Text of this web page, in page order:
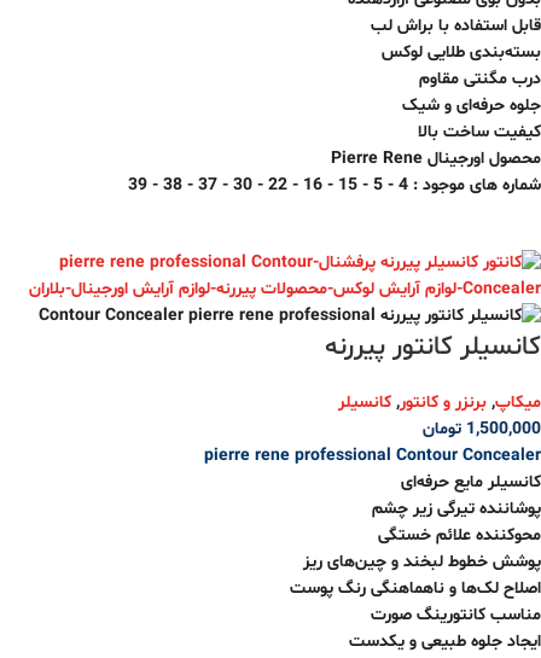
قابل استفاده با براش لب
بسته‌بندی طلایی لوکس
درب مگنتی مقاوم
جلوه حرفه‌ای و شیک
کیفیت ساخت بالا
محصول اورجینال Pierre Rene
شماره های موجود : 4 - 5 - 15 - 16 - 22 - 30 - 37 - 38 - 39
کانسیلر کانتور پیررنه
میکاپ, برنزر و کانتور, کانسیلر
1,500,000 تومان
pierre rene professional Contour Concealer
کانسیلر مایع حرفه‌ای
پوشاننده تیرگی زیر چشم
محوکننده علائم خستگی
پوشش خطوط لبخند و چین‌های ریز
اصلاح لک‌ها و ناهماهنگی رنگ پوست
مناسب کانتورینگ صورت
ایجاد جلوه طبیعی و یکدست